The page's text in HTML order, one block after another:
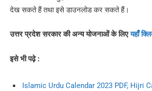
देख सकते हैं तथा इसे डाउनलोड कर सकते हैं।
उत्तर प्रदेश सरकार की अन्य योजनाओं के लिएयहाँ
इसे भी पढ़े :
Islamic Urdu Calendar 2023 PDF, Hijri